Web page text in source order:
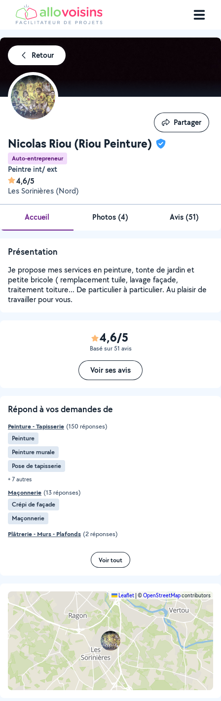
Retour
Nicolas Riou (Riou Peinture)
Auto-entrepreneur
Peintre int/ ext
4,6/5
Les Sorinières (Nord)
Partager
Partager
Accueil Photos (4) Avis (51)
Présentation
Je propose mes services en peinture, tonte de jardin et
petite bricole ( remplacement tuile, lavage façade,
traitement toiture... De particulier à particulier. Au plaisir de
travailler pour vous.
4,6/5
Basé sur 51 avis
Voir ses avis
Répond à vos demandes de
Peinture - Tapisserie (150 réponses)
Peinture
Peinture murale
Pose de tapisserie
+ 7 autres
Maçonnerie (13 réponses)
Crépi de façade
Maçonnerie
Plâtrerie - Murs - Plafonds (2 réponses)
Voir tout
Leaflet ©OpenStreetMapcontributors